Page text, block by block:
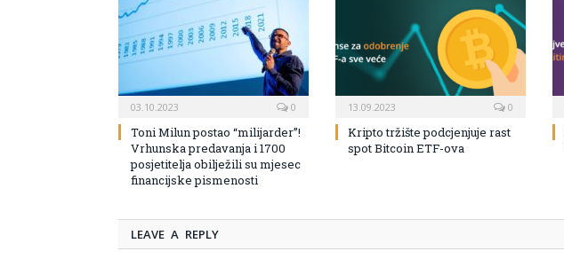
03.10.2023 0
Toni Milun postao “milijarder”!
Vrhunska predavanja i 1700
posjetitelja obilježili su mjesec
financijske pismenosti
13.09.2023 0
Kripto tržište podcjenjuje rast
spot Bitcoin ETF-ova
LEAVE A REPLY